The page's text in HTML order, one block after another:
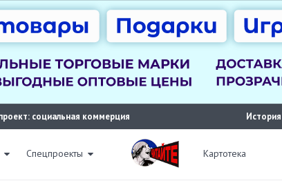
социальная коммерция
Спецпроекты Картотека